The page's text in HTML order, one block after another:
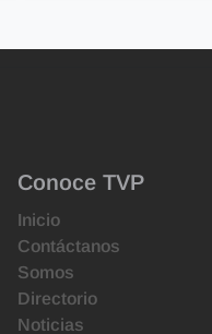
Conoce TVP
Inicio
Contáctanos
Somos
Directorio
Noticias